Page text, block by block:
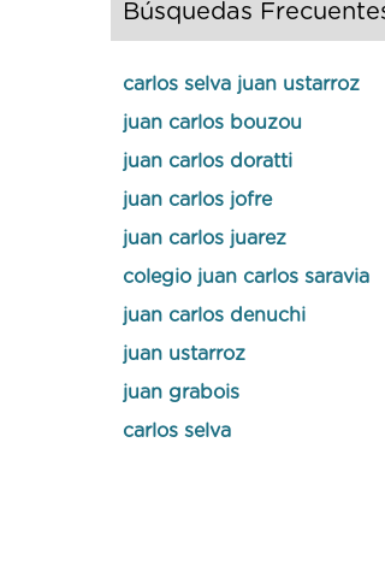
Búsquedas
carlos selva juan ustarroz
juan carlos bouzou
juan carlos doratti
juan carlos jofre
juan carlos juarez
colegio juan carlos saravia
juan carlos denuchi
juan ustarroz
juan grabois
carlos selva